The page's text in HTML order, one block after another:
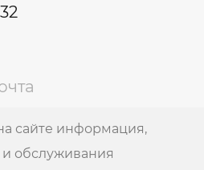
сайте информация,
обслуживания